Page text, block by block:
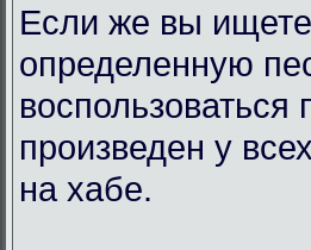
Если же вы
определенную
воспользоваться
произведен у
на хабе.